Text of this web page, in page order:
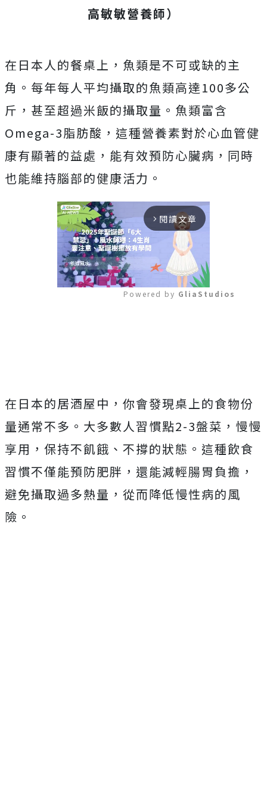
高敏敏營養師）
在日本人的餐桌上，魚類是不可或缺的主
角。每年每人平均攝取的魚類高達100多公
斤，甚至超過米飯的攝取量。魚類富含
Omega-3脂肪酸，這種營養素對於心血管健
康有顯著的益處，能有效預防心臟病，同時
也能維持腦部的健康活力。
arrow_forward_ios 閱讀文章
Powered by GliaStudios
在日本的居酒屋中，你會發現桌上的食物份
量通常不多。大多數人習慣點2-3盤菜，慢慢
享用，保持不飢餓、不撐的狀態。這種飲食
習慣不僅能預防肥胖，還能減輕腸胃負擔，
避免攝取過多熱量，從而降低慢性病的風
險。